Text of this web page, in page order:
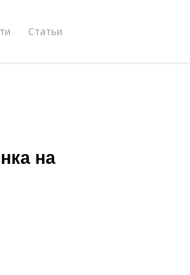
Статьи
на